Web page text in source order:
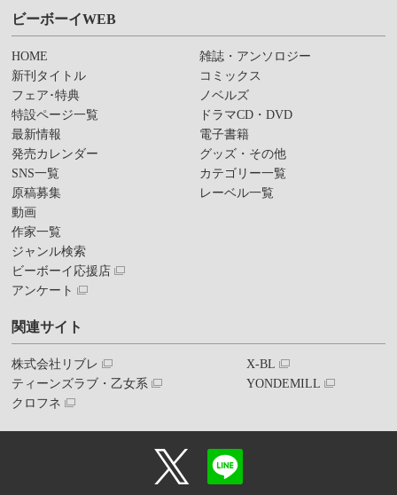
ビーボーイWEB
HOME
新刊タイトル
フェア･特典
特設ページ一覧
最新情報
発売カレンダー
SNS一覧
原稿募集
動画
作家一覧
ジャンル検索
ビーボーイ応援店
アンケート
雑誌・アンソロジー
コミックス
ノベルズ
ドラマCD・DVD
電子書籍
グッズ・その他
カテゴリー一覧
レーベル一覧
関連サイト
株式会社リブレ
ティーンズラブ・乙女系
クロフネ
X-BL
YONDEMILL